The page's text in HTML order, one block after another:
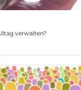
verwalten?